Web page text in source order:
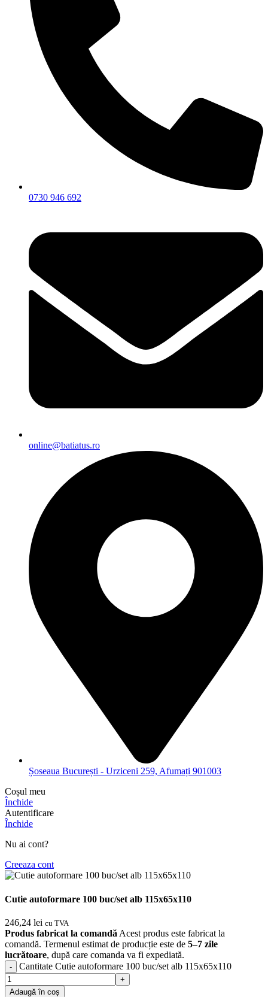
0730 946 692
online@batiatus.ro
Șoseaua București - Urziceni 259, Afumați 901003
Coșul meu
Închide
Autentificare
Închide
Nu ai cont?
Creeaza cont
Cutie autoformare 100 buc/set alb 115x65x110
246,24 lei cu TVA
Produs fabricat la comandă Acest produs este fabricat la
comandă. Termenul estimat de producție este de 5–7 zile
lucrătoare, după care comanda va fi expediată.
Cantitate Cutie autoformare 100 buc/set alb 115x65x110
Adaugă în coș